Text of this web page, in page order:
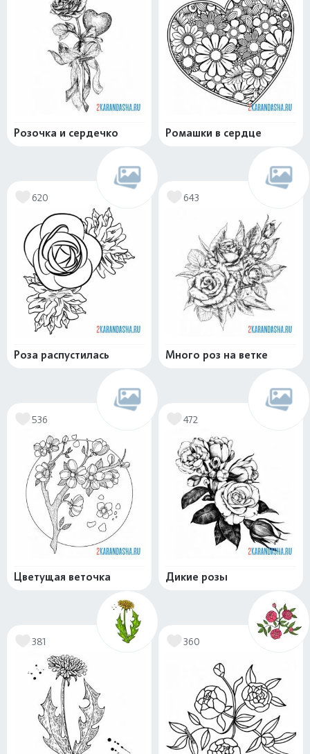
Розочка и сердечко Ромашки в сердце
620
Роза распустилась
643
Много роз на ветке
536
Цветущая веточка
472
Дикие розы
381 360